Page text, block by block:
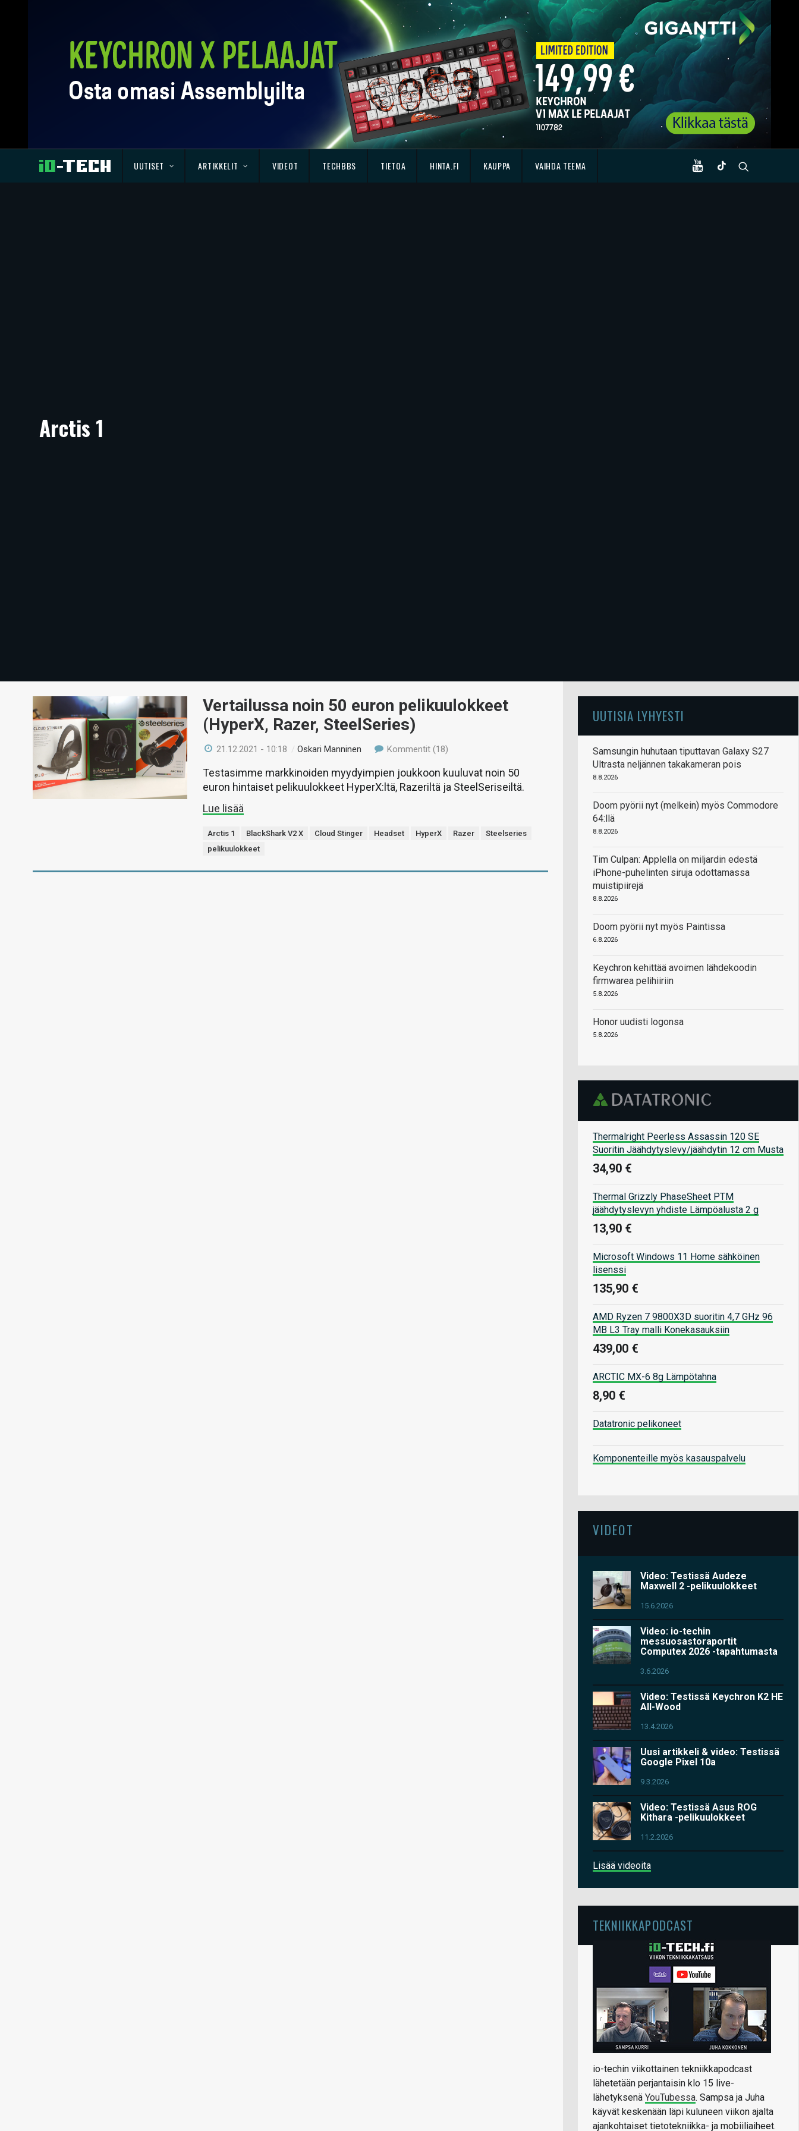
UUTISET ARTIKKELIT VIDEOT TECHBBS TIETOA HINTA.FI KAUPPA VAIHDA TEEMA
Arctis 1
Vertailussa noin 50 euron pelikuulokkeet
(HyperX, Razer, SteelSeries)
21.12.2021 - 10:18 /Oskari Manninen Kommentit (18)
Testasimme markkinoiden myydyimpien joukkoon kuuluvat noin 50
euron hintaiset pelikuulokkeet HyperX:ltä, Razeriltä ja SteelSeriseiltä.
Lue lisää
Arctis 1 BlackShark V2 X Cloud Stinger Headset HyperX Razer
Steelseries
pelikuulokkeet
UUTISIA LYHYESTI
Samsungin huhutaan tiputtavan Galaxy S27
Ultrasta neljännen takakameran pois
8.8.2026
Doom pyörii nyt (melkein) myös Commodore
64:llä
8.8.2026
Tim Culpan: Applella on miljardin edestä
iPhone-puhelinten siruja odottamassa
muistipiirejä
8.8.2026
Doom pyörii nyt myös Paintissa
6.8.2026
Keychron kehittää avoimen lähdekoodin
firmwarea pelihiiriin
5.8.2026
Honor uudisti logonsa
5.8.2026
Thermalright Peerless Assassin 120 SE
Suoritin Jäähdytyslevy/jäähdytin 12 cm Musta
34,90 €
Thermal Grizzly PhaseSheet PTM
jäähdytyslevyn yhdiste Lämpöalusta 2 g
13,90 €
Microsoft Windows 11 Home sähköinen
lisenssi
135,90 €
AMD Ryzen 7 9800X3D suoritin 4,7 GHz 96
MB L3 Tray malli Konekasauksiin
439,00 €
ARCTIC MX-6 8g Lämpötahna
8,90 €
Datatronic pelikoneet
Komponenteille myös kasauspalvelu
VIDEOT
Video: Testissä Audeze
Maxwell 2 -pelikuulokkeet
15.6.2026
Video: io-techin
messuosastoraportit
Computex 2026 -tapahtumasta
3.6.2026
Video: Testissä Keychron K2 HE
All-Wood
13.4.2026
Uusi artikkeli & video: Testissä
Google Pixel 10a
9.3.2026
Video: Testissä Asus ROG
Kithara -pelikuulokkeet
11.2.2026
Lisää videoita
TEKNIIKKAPODCAST
io-techin viikottainen tekniikkapodcast
lähetetään perjantaisin klo 15 live-
lähetyksenä YouTubessa. Sampsa ja Juha
käyvät keskenään läpi kuluneen viikon ajalta
ajankohtaiset tietotekniikka- ja mobiiliaiheet.